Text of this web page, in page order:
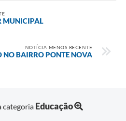
MUNICIPAL
NOTÍCIA MENOS RECENTE
NO BAIRRO PONTE NOVA
categoria Educação